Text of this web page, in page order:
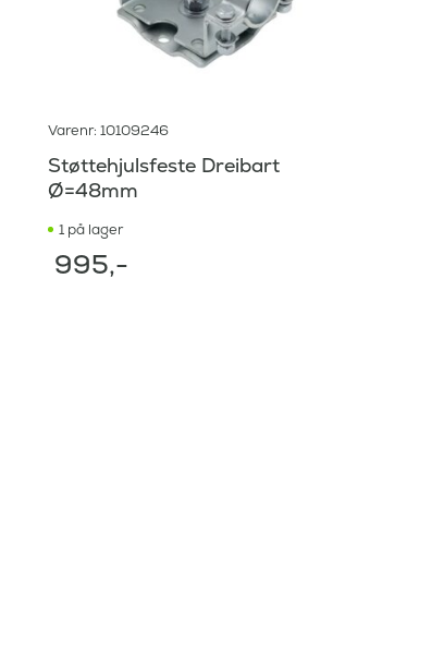
Varenr: 10109246
Støttehjulsfeste Dreibart
Ø=48mm
1 på lager
995,-